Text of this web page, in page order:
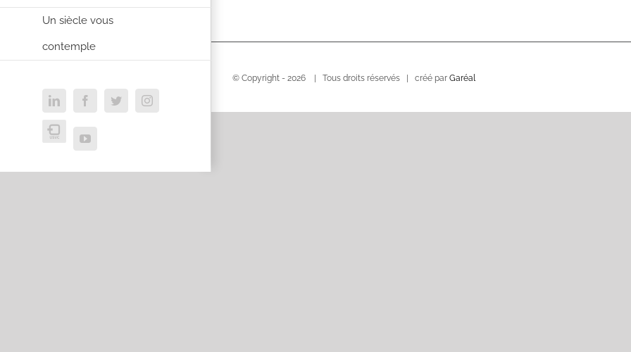
Un siècle vous
contemple
LinkedInFacebookTwitterInstagram
USVC
YouTube
© Copyright - 2026 | Tous droits réservés | créé par Garéal